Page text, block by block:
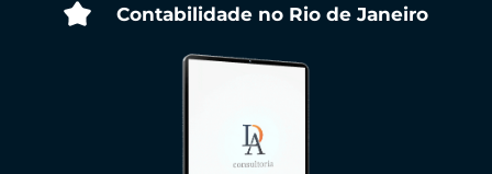
Contabilidade no Rio de Janeiro